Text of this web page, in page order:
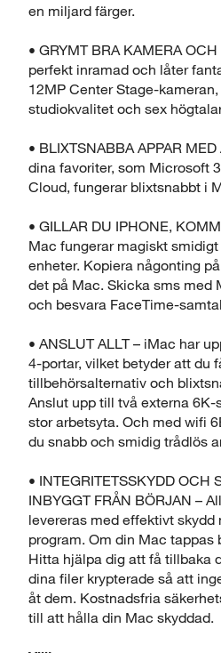
en miljard färger.
• GRYMT BRA KAMERA
perfekt inramad och låter
12MP Center Stage-
studiokvalitet och sex
• BLIXTSNABBA APPAR
dina favoriter, som Microsoft
Cloud, fungerar blixtsnabbt i
• GILLAR DU IPHONE,
Mac fungerar magiskt
enheter. Kopiera någonting
det på Mac. Skicka sms med
och besvara FaceTime-
• ANSLUT ALLT – iMac har
4-portar, vilket betyder att du
tillbehörsalternativ och
Anslut upp till två externa 6K-
stor arbetsyta. Och med wifi
du snabb och smidig trådlös
• INTEGRITETSSKYDD OCH
INBYGGT FRÅN BÖRJAN –
levereras med effektivt skydd
program. Om din Mac tappas
Hitta hjälpa dig att få tillbaka
dina filer krypterade så att
åt dem. Kostnadsfria
till att hålla din Mac skyddad.